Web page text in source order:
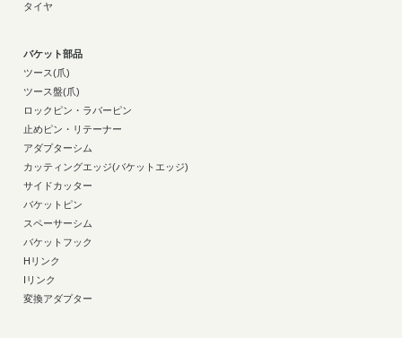
タイヤ
バケット部品
ツース(爪)
ツース盤(爪)
ロックピン・ラバーピン
止めピン・リテーナー
アダプターシム
カッティングエッジ(バケットエッジ)
サイドカッター
バケットピン
スペーサーシム
バケットフック
Hリンク
Iリンク
変換アダプター